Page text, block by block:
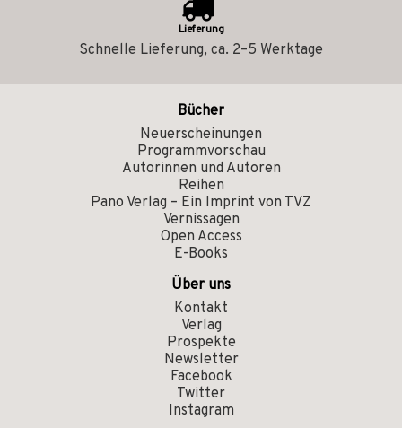
Lieferung
Schnelle Lieferung, ca. 2–5 Werktage
Bücher
Neuerscheinungen
Programmvorschau
Autorinnen und Autoren
Reihen
Pano Verlag – Ein Imprint von TVZ
Vernissagen
Open Access
E-Books
Über uns
Kontakt
Verlag
Prospekte
Newsletter
Facebook
Twitter
Instagram